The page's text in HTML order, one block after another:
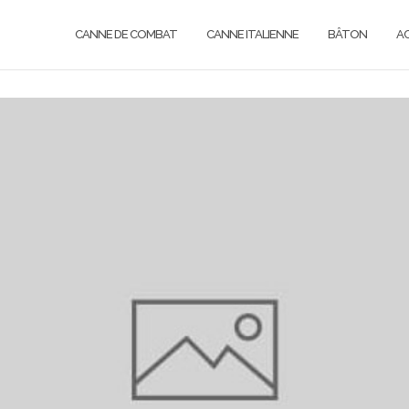
CANNE DE COMBAT CANNE ITALIENNE BÂTON